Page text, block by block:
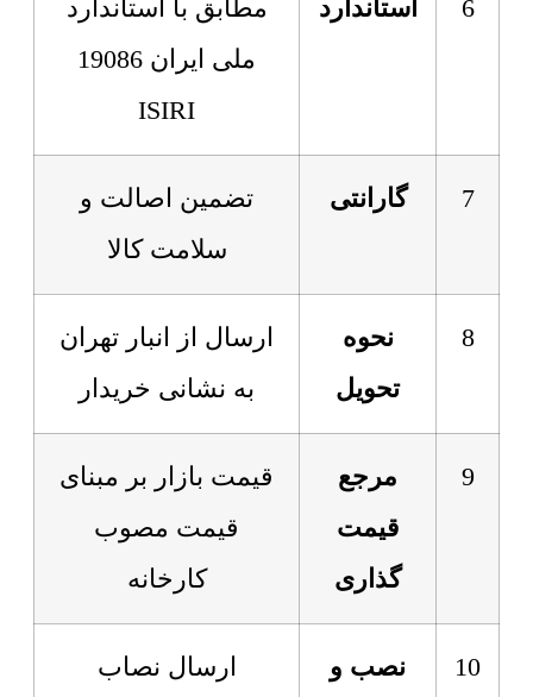
6 استاندارد
مطابق با استاندارد
ملی ایران 19086
ISIRI
7 گارانتی
تضمین اصالت و
سلامت کالا
8
نحوه
تحویل
ارسال از انبار تهران
به نشانی خریدار
9
مرجع
قیمت
گذاری
قیمت بازار بر مبنای
قیمت مصوب
کارخانه
10
نصب و
ارسال نصاب